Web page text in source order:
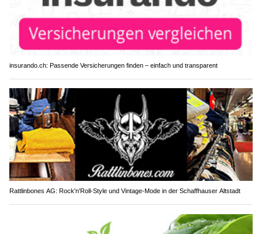
insurando.ch: Passende Versicherungen finden – einfach und transparent
Rattlinbones AG: Rock'n'Roll-Style und Vintage-Mode in der Schaffhauser Altstadt